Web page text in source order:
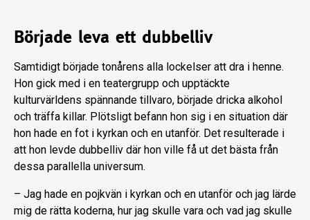
Började leva ett dubbelliv
Samtidigt började tonårens alla lockelser att dra i henne.
Hon gick med i en teatergrupp och upptäckte
kulturvärldens spännande tillvaro, började dricka alkohol
och träffa killar. Plötsligt befann hon sig i en situation där
hon hade en fot i kyrkan och en utanför. Det resulterade i
att hon levde dubbelliv där hon ville få ut det bästa från
dessa parallella universum.
– Jag hade en pojkvän i kyrkan och en utanför och jag lärde
mig de rätta koderna, hur jag skulle vara och vad jag skulle